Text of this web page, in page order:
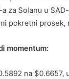
za Solanu u
pokretni
momentum:
na